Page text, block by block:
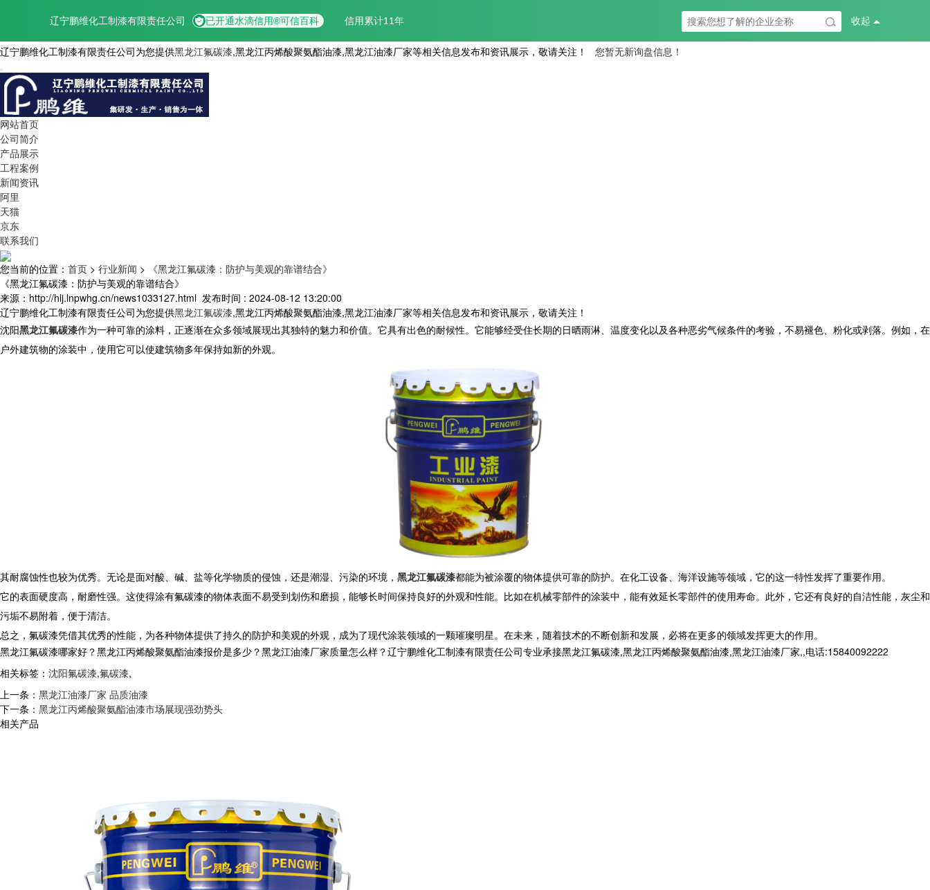
辽宁鹏维化工制漆有限责任公司为您提供黑龙江氟碳漆,黑龙江丙烯酸聚氨酯油漆,黑龙江油漆厂家等相关信息发布和资讯展示，敬请关注！ 您暂无新询盘信息！
网站首页
公司简介
产品展示
工程案例
新闻资讯
阿里
天猫
京东
联系我们
您当前的位置： 首页 > 行业新闻 >
《黑龙江氟碳漆：防护与美观的靠谱结合》
《黑龙江氟碳漆：防护与美观的靠谱结合》
来源：http://hlj.lnpwhg.cn/news1033127.html 发布时间 : 2024-08-12 13:20:00
辽宁鹏维化工制漆有限责任公司为您提供黑龙江氟碳漆,黑龙江丙烯酸聚氨酯油漆,黑龙江油漆厂家等相关信息发布和资讯展示，敬请关注！
沈阳黑龙江氟碳漆作为一种可靠的涂料，正逐渐在众多领域展现出其独特的魅力和价值。它具有出色的耐候性。它能够经受住长期的日晒雨淋、温度变化以及各种恶劣气候条件的考验，不易褪色、粉化或剥落。例如，在
户外建筑物的涂装中，使用它可以使建筑物多年保持如新的外观。
其耐腐蚀性也较为优秀。无论是面对酸、碱、盐等化学物质的侵蚀，还是潮湿、污染的环境， 黑龙江氟碳漆都能为被涂覆的物体提供可靠的防护。在化工设备、海洋设施等领域，它的这一特性发挥了重要作用。
它的表面硬度高，耐磨性强。这使得涂有氟碳漆的物体表面不易受到划伤和磨损，能够长时间保持良好的外观和性能。比如在机械零部件的涂装中，能有效延长零部件的使用寿命。此外，它还有良好的自洁性能，灰尘和
污垢不易附着，便于清洁。
总之，氟碳漆凭借其优秀的性能，为各种物体提供了持久的防护和美观的外观，成为了现代涂装领域的一颗璀璨明星。在未来，随着技术的不断创新和发展，必将在更多的领域发挥更大的作用。
黑龙江氟碳漆哪家好？黑龙江丙烯酸聚氨酯油漆报价是多少？黑龙江油漆厂家质量怎么样？辽宁鹏维化工制漆有限责任公司专业承接黑龙江氟碳漆,黑龙江丙烯酸聚氨酯油漆,黑龙江油漆厂家,,电话:15840092222
相关标签： 沈阳氟碳漆,氟碳漆,
上一条： 黑龙江油漆厂家 品质油漆
下一条： 黑龙江丙烯酸聚氨酯油漆市场展现强劲势头
相关产品